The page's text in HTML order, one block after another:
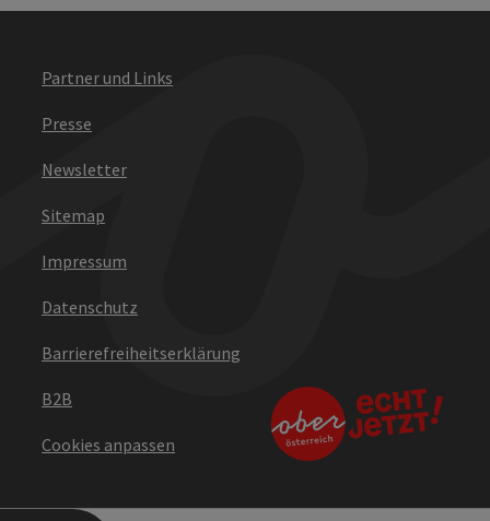
Partner und Links
Presse
Newsletter
Sitemap
Impressum
Datenschutz
Barrierefreiheitserklärung
B2B
Cookies anpassen